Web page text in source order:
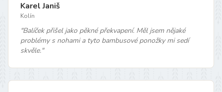
Karel Janiš
Kolín
"Balíček přišel jako pěkné překvapení. Měl jsem nějaké
problémy s nohami a tyto bambusové ponožky mi sedí
skvěle."